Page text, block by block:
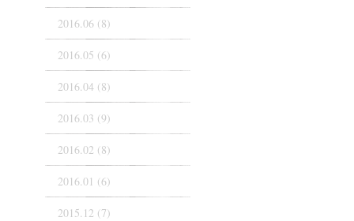
2016.06 (8)
2016.05 (6)
2016.04 (8)
2016.03 (9)
2016.02 (8)
2016.01 (6)
2015.12 (7)